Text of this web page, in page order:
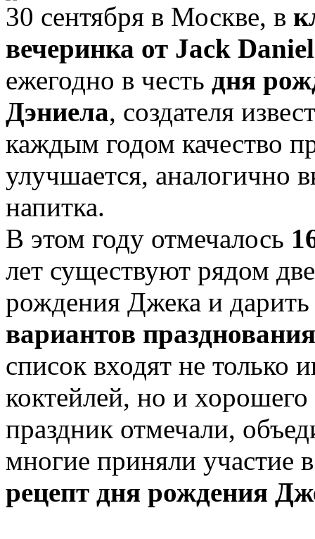
30 сентября в Москве, в
вечеринка от Jack
ежегодно в честь дня
Дэниела, создателя
каждым годом качество
улучшается, аналогично
напитка.
В этом году отмечалось
лет существуют рядом
рождения Джека и
вариантов
список входят не только
коктейлей, но и
праздник отмечали,
многие приняли участие
рецепт дня рождения